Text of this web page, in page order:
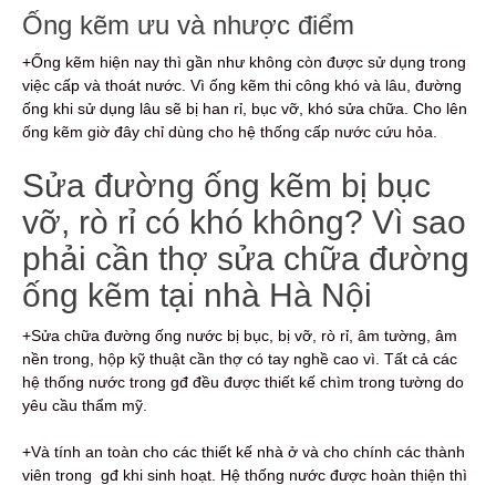
Ống kẽm ưu và nhược điểm
+Ống kẽm hiện nay thì gần như không còn được sử dụng trong
việc cấp và thoát nước. Vì ống kẽm thi công khó và lâu, đường
ống khi sử dụng lâu sẽ bị han rỉ, bục vỡ, khó sửa chữa. Cho lên
ống kẽm giờ đây chỉ dùng cho hệ thống cấp nước cứu hỏa.
Sửa đường ống kẽm bị bục
vỡ, rò rỉ có khó không? Vì sao
phải cần thợ sửa chữa đường
ống kẽm tại nhà Hà Nội
+Sửa chữa đường ống nước bị bục, bị vỡ, rò rỉ, âm tường, âm
nền trong, hộp kỹ thuật cần thợ có tay nghề cao vì. Tất cả các
hệ thống nước trong gđ đều được thiết kế chìm trong tường do
yêu cầu thẩm mỹ.
+Và tính an toàn cho các thiết kế nhà ở và cho chính các thành
viên trong gđ khi sinh hoạt. Hệ thống nước được hoàn thiện thì